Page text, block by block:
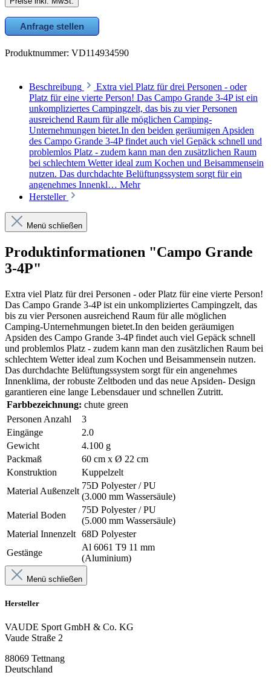
Anfrage stellen
Produktnummer: VD114934590
Beschreibung
Extra viel Platz für drei Personen - oder
Platz für eine vierte Person! Das Campo Grande 3-4P ist ein
unkompliziertes Campingzelt, das bis zu vier Personen
ausreichend Raum für alle möglichen Camping-
Unternehmungen bietet.In den beiden geräumigen Apsiden
des Campo Grande 3-4P findet auch viel Gepäck schnell und
problemlos Platz - zudem kann man den zusätzlichen Raum
bei schlechtem Wetter ideal zum Kochen und Beisammensein
nutzen. Das durchdachte Belüftungssystem sorgt für ein
angenehmes Innenkl… Mehr
Hersteller
Menü schließen
Produktinformationen "Campo Grande
3-4P"
Extra viel Platz für drei Personen - oder Platz für eine vierte Person!
Das Campo Grande 3-4P ist ein unkompliziertes Campingzelt, das
bis zu vier Personen ausreichend Raum für alle möglichen
Camping-Unternehmungen bietet.In den beiden geräumigen
Apsiden des Campo Grande 3-4P findet auch viel Gepäck schnell
und problemlos Platz - zudem kann man den zusätzlichen Raum bei
schlechtem Wetter ideal zum Kochen und Beisammensein nutzen.
Das durchdachte Belüftungssystem sorgt für ein angenehmes
Innenklima, der robuste Zeltboden und das neue Apsiden- Design
garantieren eine lange Lebensdauer und schnellen Zutritt.
Farbbezeichnung: chute green
Personen Anzahl
3
Eingänge
2.0
Gewicht
4.100 g
Packmaß
60 cm x Ø 22 cm
Konstruktion
Kuppelzelt
Material Außenzelt
75D Polyester / PU
(3.000 mm Wassersäule)
Material Boden
75D Polyester / PU
(5.000 mm Wassersäule)
Material Innenzelt 68D Polyester
Gestänge
Al 6061 T9 11 mm
(Aluminium)
Menü schließen
Hersteller
VAUDE Sport GmbH & Co. KG
Vaude Straße 2
88069 Tettnang
Deutschland